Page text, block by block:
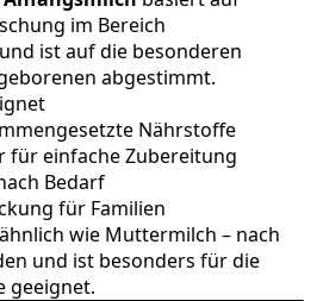
im Bereich
ist auf die besonderen
abgestimmt.
Nährstoffe
für einfache Zubereitung
Bedarf
für Familien
wie Muttermilch – nach
und ist besonders für die
geeignet.